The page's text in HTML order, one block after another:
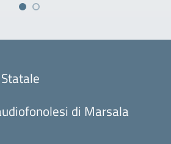
di Marsala